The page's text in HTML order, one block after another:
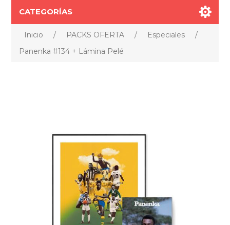
CATEGORÍAS
Inicio / PACKS OFERTA / Especiales
/
Panenka #134 + Lámina Pelé